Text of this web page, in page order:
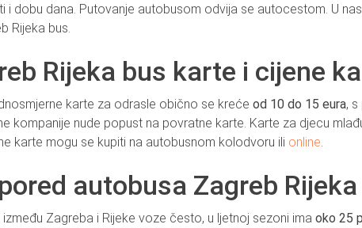
i dobu dana. Putovanje autobusom odvija se autocestom. U
Rijeka bus.
Rijeka bus karte i cijene
karte za odrasle obično se kreće od 10 do 15 eura,
kompanije nude popust na povratne karte. Karte za djecu
karte mogu se kupiti na autobusnom kolodvoru ili online.
autobusa Zagreb Rijeka
Zagreba i Rijeke voze često, u ljetnoj sezoni ima oko 25